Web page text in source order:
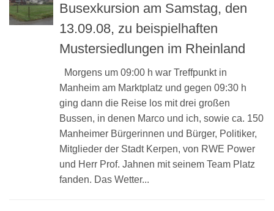
Busexkursion am Samstag, den
13.09.08, zu beispielhaften
Mustersiedlungen im Rheinland
Morgens um 09:00 h war Treffpunkt in
Manheim am Marktplatz und gegen 09:30 h
ging dann die Reise los mit drei großen
Bussen, in denen Marco und ich, sowie ca. 150
Manheimer Bürgerinnen und Bürger, Politiker,
Mitglieder der Stadt Kerpen, von RWE Power
und Herr Prof. Jahnen mit seinem Team Platz
fanden. Das Wetter...